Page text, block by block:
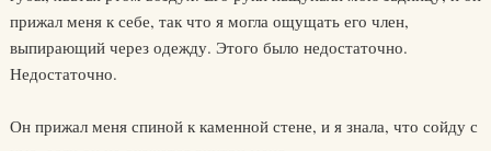
прижал меня к себе, так что я могла ощущать его член,
выпирающий через одежду. Этого было недостаточно.
Недостаточно.
Он прижал меня спиной к каменной стене, и я знала, что сойду с